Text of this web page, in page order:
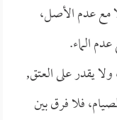
مع عدم الأصل،
عدم الماء.
ولا يقدر على العتق,
فلا فرق بين